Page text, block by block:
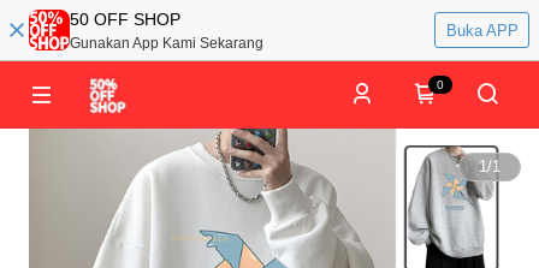
50 OFF SHOP
Gunakan App Kami Sekarang
Buka APP
0
1/1